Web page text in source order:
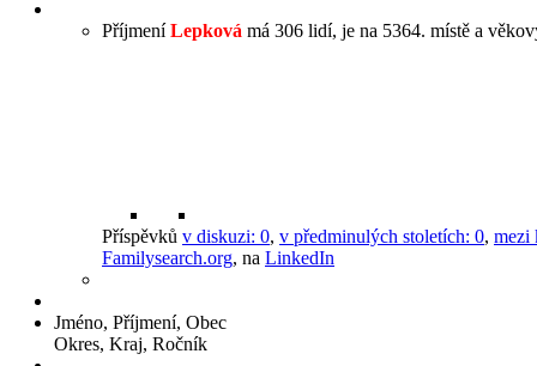
PříjmeníLepková má 306 lidí, je na 5364. místě a
Příspěvků v diskuzi: 0, v předminulých stoletích: 0, mezi
Familysearch.org, na LinkedIn
Jméno, Příjmení, Obec
Okres, Kraj, Ročník